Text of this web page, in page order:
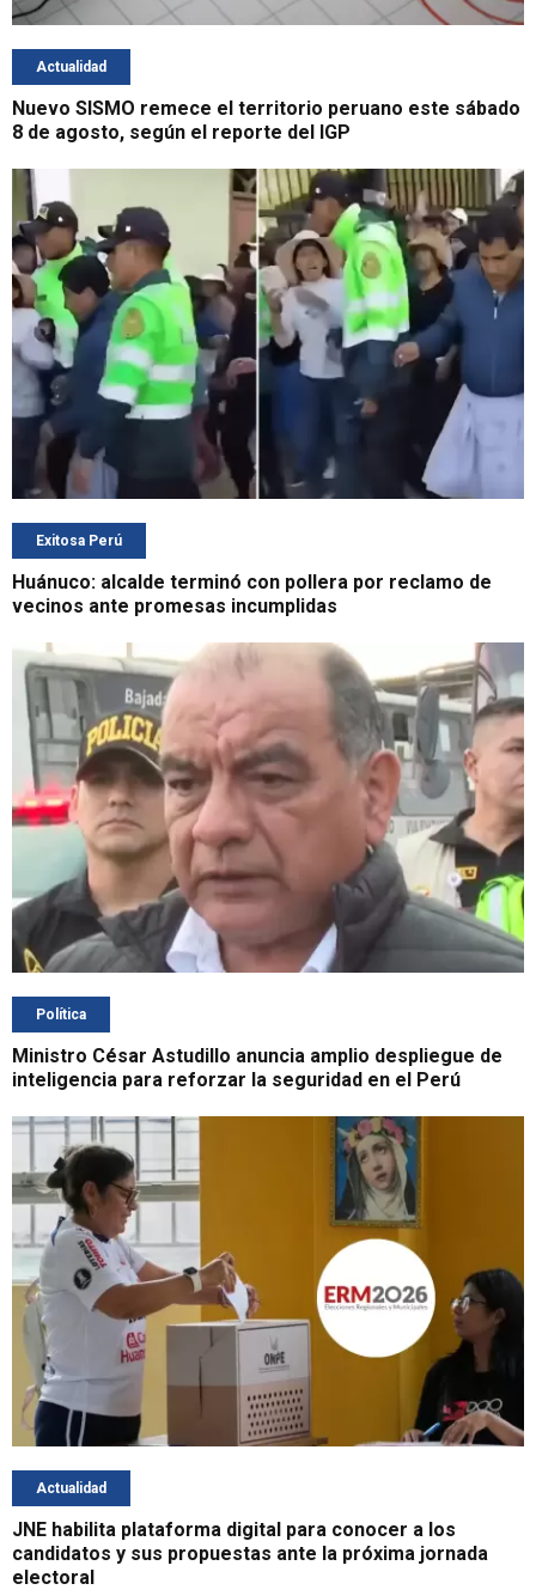
Actualidad
Nuevo SISMO remece el territorio peruano este sábado
8 de agosto, según el reporte del IGP
Exitosa Perú
Huánuco: alcalde terminó con pollera por reclamo de
vecinos ante promesas incumplidas
Política
Ministro César Astudillo anuncia amplio despliegue de
inteligencia para reforzar la seguridad en el Perú
Actualidad
JNE habilita plataforma digital para conocer a los
candidatos y sus propuestas ante la próxima jornada
electoral